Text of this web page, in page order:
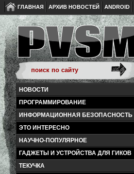
ГЛАВНАЯ АРХИВ НОВОСТЕЙ ANDROID
НОВОСТИ
ПРОГРАММИРОВАНИЕ
ИНФОРМАЦИОННАЯ БЕЗОПАСНОСТЬ
ЭТО ИНТЕРЕСНО
НАУЧНО-ПОПУЛЯРНОЕ
ГАДЖЕТЫ И УСТРОЙСТВА ДЛЯ ГИКОВ
ТЕКУЧКА